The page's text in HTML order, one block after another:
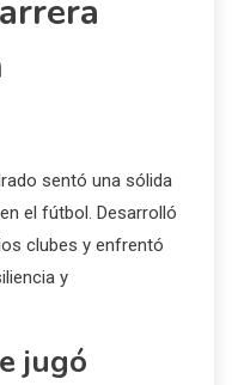
sentó una sólida
el fútbol. Desarrolló
clubes y enfrentó
y
jugó